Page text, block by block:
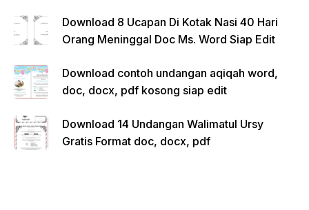
Download 8 Ucapan Di Kotak Nasi 40 Hari
Orang Meninggal Doc Ms. Word Siap Edit
Download contoh undangan aqiqah word,
doc, docx, pdf kosong siap edit
Download 14 Undangan Walimatul Ursy
Gratis Format doc, docx, pdf